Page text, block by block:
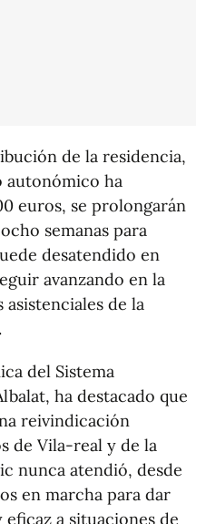
de la residencia,
autonómico ha
euros, se prolongarán
semanas para
desatendido en
avanzando en la
de la
del Sistema
ha destacado que
reivindicación
de Vila-real y de la
nunca atendió, desde
en marcha para dar
a situaciones de